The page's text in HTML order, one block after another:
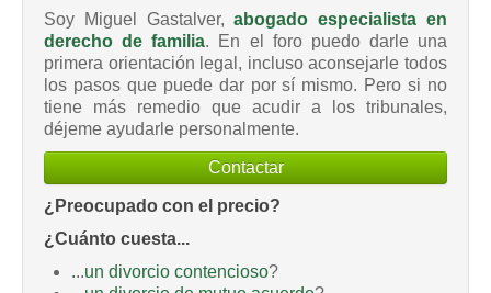
Soy Miguel Gastalver,abogado especialista en
derecho de familia. En el foro puedo darle una
primera orientación legal, incluso aconsejarle todos
los pasos que puede dar por sí mismo. Pero si no
tiene más remedio que acudir a los tribunales,
déjeme ayudarle personalmente.
Contactar
¿Preocupado con el precio?
¿Cuánto cuesta...
...un divorcio contencioso?